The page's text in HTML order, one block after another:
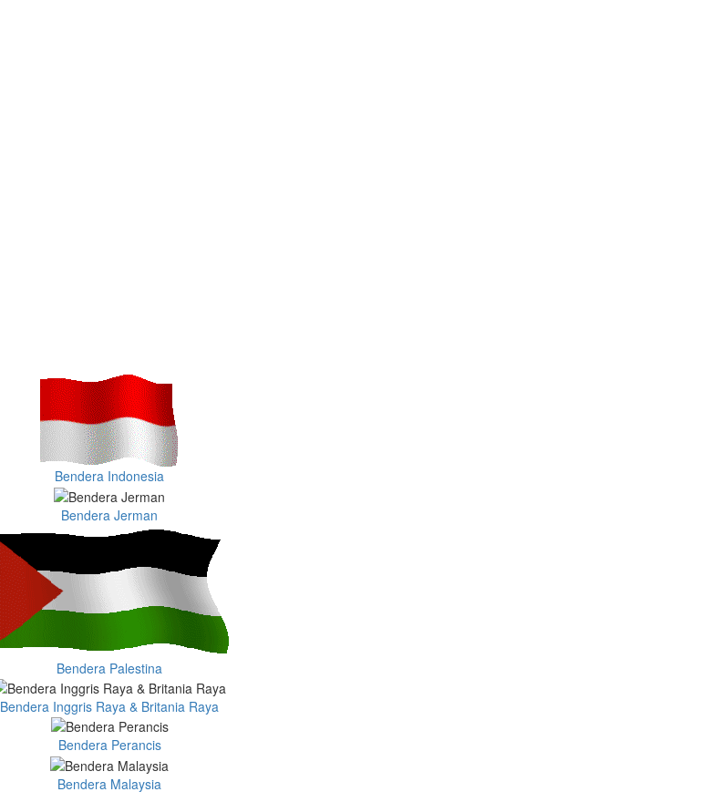
Bendera Indonesia
Bendera Jerman
Bendera Palestina
Bendera Inggris Raya & Britania Raya
Bendera Perancis
Bendera Malaysia